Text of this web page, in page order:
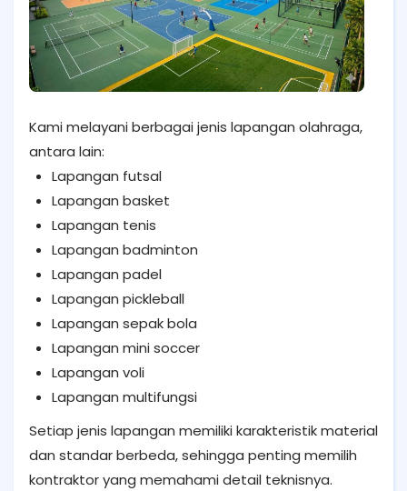
Kami melayani berbagai jenis lapangan olahraga,
antara lain:
Lapangan futsal
Lapangan basket
Lapangan tenis
Lapangan badminton
Lapangan padel
Lapangan pickleball
Lapangan sepak bola
Lapangan mini soccer
Lapangan voli
Lapangan multifungsi
Setiap jenis lapangan memiliki karakteristik material
dan standar berbeda, sehingga penting memilih
kontraktor yang memahami detail teknisnya.